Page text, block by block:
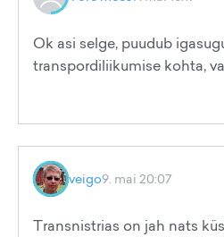
Ok asi selge, puudub
transpordiliikumise kohta,
veigo9. mai 20:07
Transnistrias on jah nats